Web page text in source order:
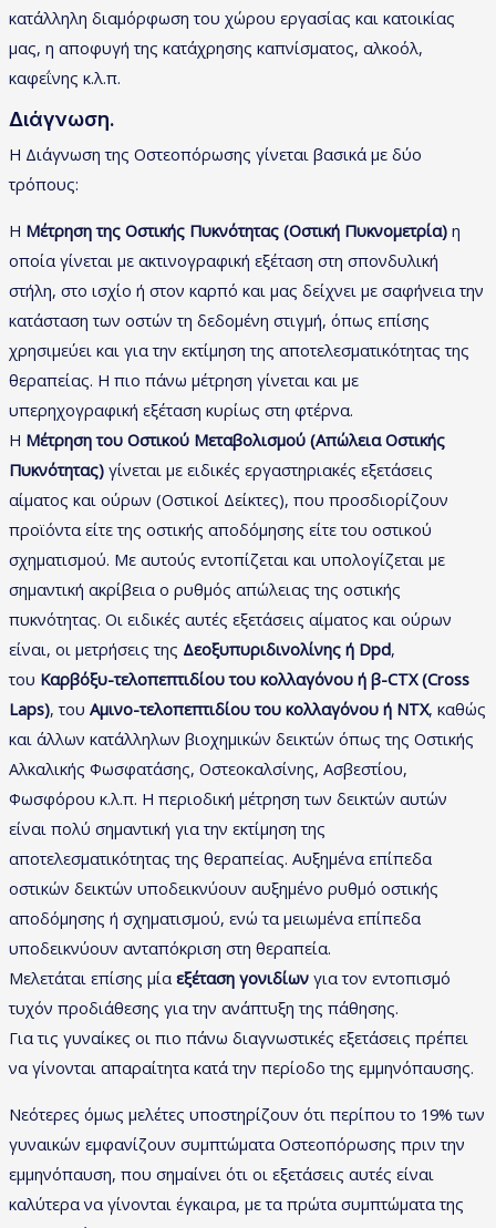
κατάλληλη διαμόρφωση του χώρου εργασίας και κατοικίας
μας, η αποφυγή της κατάχρησης καπνίσματος, αλκοόλ,
καφεΐνης κ.λ.π.
Διάγνωση.
Η Διάγνωση της Οστεοπόρωσης γίνεται βασικά με δύο
τρόπους:
Η Μέτρηση της Οστικής Πυκνότητας (Οστική Πυκνομετρία)η
οποία γίνεται με ακτινογραφική εξέταση στη σπονδυλική
στήλη, στο ισχίο ή στον καρπό και μας δείχνει με σαφήνεια την
κατάσταση των οστών τη δεδομένη στιγμή, όπως επίσης
χρησιμεύει και για την εκτίμηση της αποτελεσματικότητας της
θεραπείας. H πιο πάνω μέτρηση γίνεται και με
υπερηχογραφική εξέταση κυρίως στη φτέρνα.
Η Μέτρηση του Οστικού Μεταβολισμού (Απώλεια Οστικής
Πυκνότητας)γίνεται με ειδικές εργαστηριακές εξετάσεις
αίματος και ούρων (Οστικοί Δείκτες), που προσδιορίζουν
προϊόντα είτε της οστικής αποδόμησης είτε του οστικού
σχηματισμού. Με αυτούς εντοπίζεται και υπολογίζεται με
σημαντική ακρίβεια ο ρυθμός απώλειας της οστικής
πυκνότητας. Οι ειδικές αυτές εξετάσεις αίματος και ούρων
είναι, οι μετρήσεις της Δεοξυπυριδινολίνης ή Dpd,
του Καρβόξυ-τελοπεπτιδίου του κολλαγόνου ή β-CTX (Cross
Laps), του Αμινο-τελοπεπτιδίου του κολλαγόνου ή NTX, καθώς
και άλλων κατάλληλων βιοχημικών δεικτών όπως της Οστικής
Αλκαλικής Φωσφατάσης, Οστεοκαλσίνης, Ασβεστίου,
Φωσφόρου κ.λ.π. Η περιοδική μέτρηση των δεικτών αυτών
είναι πολύ σημαντική για την εκτίμηση της
αποτελεσματικότητας της θεραπείας. Αυξημένα επίπεδα
οστικών δεικτών υποδεικνύουν αυξημένο ρυθμό οστικής
αποδόμησης ή σχηματισμού, ενώ τα μειωμένα επίπεδα
υποδεικνύουν ανταπόκριση στη θεραπεία.
Μελετάται επίσης μία εξέταση γονιδίωνγια τον εντοπισμό
τυχόν προδιάθεσης για την ανάπτυξη της πάθησης.
Για τις γυναίκες οι πιο πάνω διαγνωστικές εξετάσεις πρέπει
να γίνονται απαραίτητα κατά την περίοδο της εμμηνόπαυσης.
Νεότερες όμως μελέτες υποστηρίζουν ότι περίπου το 19% των
γυναικών εμφανίζουν συμπτώματα Οστεοπόρωσης πριν την
εμμηνόπαυση, που σημαίνει ότι οι εξετάσεις αυτές είναι
καλύτερα να γίνονται έγκαιρα, με τα πρώτα συμπτώματα της